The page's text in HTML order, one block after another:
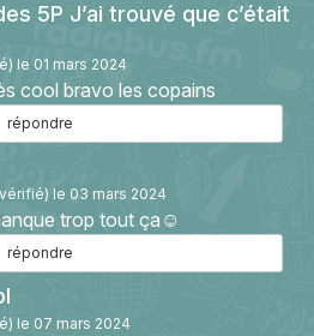
5P J’ai trouvé que c’était
le 01 mars 2024
cool bravo les copains
répondre
le 03 mars 2024
trop tout ça☺️
répondre
le 07 mars 2024